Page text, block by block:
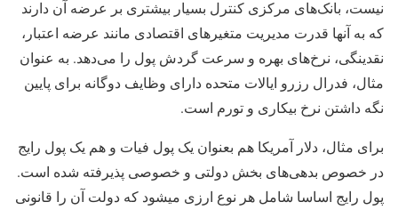
نیست، بانک‌های مرکزی کنترل بسیار بیشتری بر عرضه آن دارند
که به آنها قدرت مدیریت متغیرهای اقتصادی مانند عرضه اعتبار،
نقدینگی، نرخ‌های بهره و سرعت گردش پول را می‌دهد. به عنوان
مثال، فدرال رزرو ایالات متحده دارای وظایف دوگانه برای پایین
نگه داشتن نرخ بیکاری و تورم است.
برای مثال، دلار آمریکا هم بعنوان یک پول فیات و هم یک پول رایج
در خصوص بدهی‌های بخش دولتی و خصوصی پذیرفته شده است.
پول رایج اساسا شامل هر نوع ارزی میشود که دولت آن را قانونی